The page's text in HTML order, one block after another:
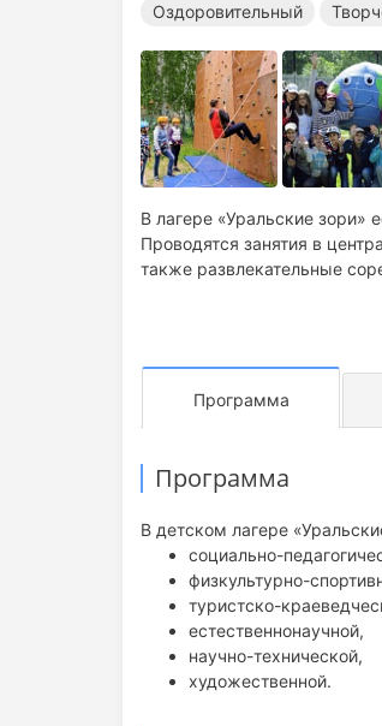
Оздоровительный
В лагере «Уральские зори»
Проводятся занятия в
также развлекательные
Программа
Программа
В детском лагере
социально-
физкультурно-
туристско-
естественнонаучной,
научно-технической,
художественной.